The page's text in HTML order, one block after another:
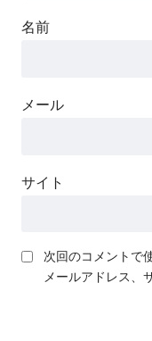
名前
メール
サイト
次回のコメントで
メールアドレス、